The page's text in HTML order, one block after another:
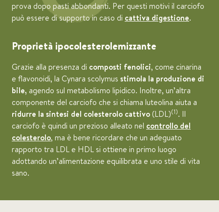
prova dopo pasti abbondanti. Per questi motivi il carciofo
può essere di supporto in caso di cattiva digestione.
Proprietà ipocolesterolemizzante
Grazie alla presenza di composti fenolici, come cinarina
e flavonoidi, la Cynara scolymus stimola la produzione di
bile, agendo sul metabolismo lipidico. Inoltre, un’altra
componente del carciofo che si chiama luteolina aiuta a
ridurre la sintesi del colesterolo cattivo(LDL)(1). Il
carciofo è quindi un prezioso alleato nel controllo del
colesterolo, ma è bene ricordare che un adeguato
rapporto tra LDL e HDL si ottiene in primo luogo
adottando un’alimentazione equilibrata e uno stile di vita
sano.